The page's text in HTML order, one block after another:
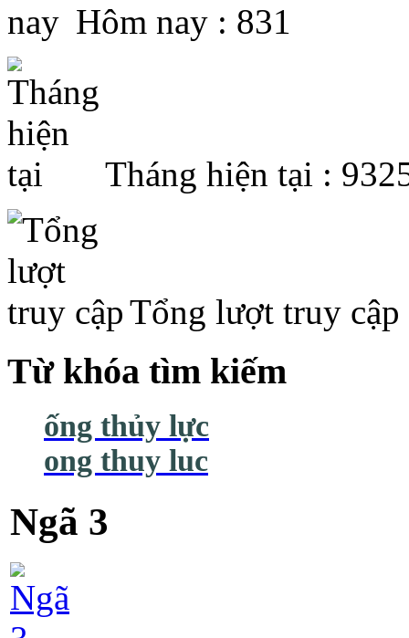
Hôm nay : 831
Tháng hiện tại :
Tổng lượt truy
Từ khóa tìm kiếm
ống thủy lực
ong thuy luc
Ngã 3